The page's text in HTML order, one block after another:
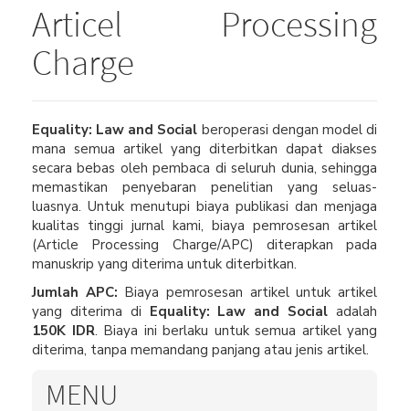
Articel Processing
Charge
Equality: Law and Social beroperasi dengan model di
mana semua artikel yang diterbitkan dapat diakses
secara bebas oleh pembaca di seluruh dunia, sehingga
memastikan penyebaran penelitian yang seluas-
luasnya. Untuk menutupi biaya publikasi dan menjaga
kualitas tinggi jurnal kami, biaya pemrosesan artikel
(Article Processing Charge/APC) diterapkan pada
manuskrip yang diterima untuk diterbitkan.
Jumlah APC: Biaya pemrosesan artikel untuk artikel
yang diterima di Equality: Law and Social adalah
150K IDR. Biaya ini berlaku untuk semua artikel yang
diterima, tanpa memandang panjang atau jenis artikel.
MENU